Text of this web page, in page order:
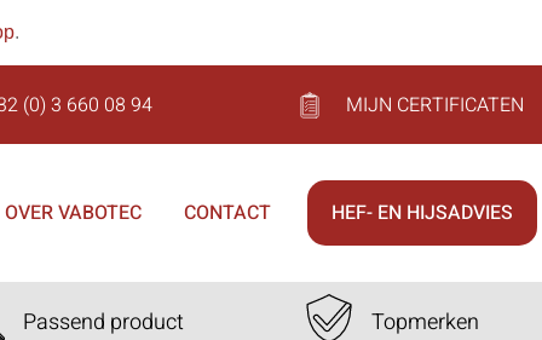
.
(0) 3 660 08 94 MIJN CERTIFICATEN
OVER VABOTEC CONTACT HEF- EN HIJSADVIES
Passend product Topmerken